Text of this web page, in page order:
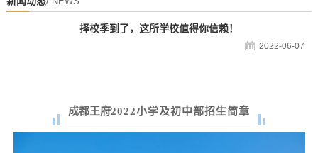
择校季到了，这所学校值得你信赖！
2022-06-07
成都王府2022小学及初中部招生简章